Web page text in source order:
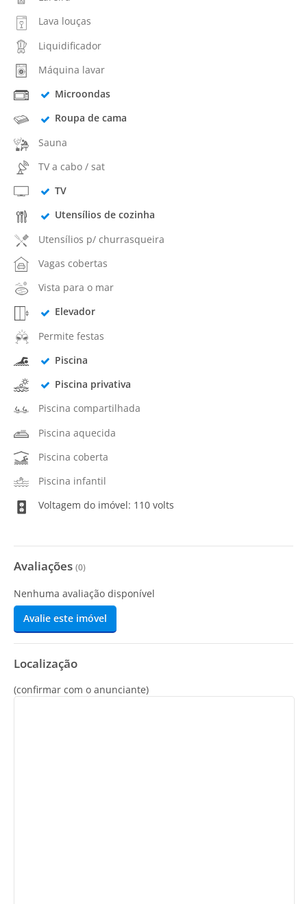
Lava louças
Liquidificador
Máquina lavar
Microondas
Roupa de cama
Sauna
TV a cabo / sat
TV
Utensílios de cozinha
Utensílios p/ churrasqueira
Vagas cobertas
Vista para o mar
Elevador
Permite festas
Piscina
Piscina privativa
Piscina compartilhada
Piscina aquecida
Piscina coberta
Piscina infantil
Voltagem do imóvel: 110 volts
Avaliações (0)
Nenhuma avaliação disponível
Avalie este imóvel
Localização
(confirmar com o anunciante)